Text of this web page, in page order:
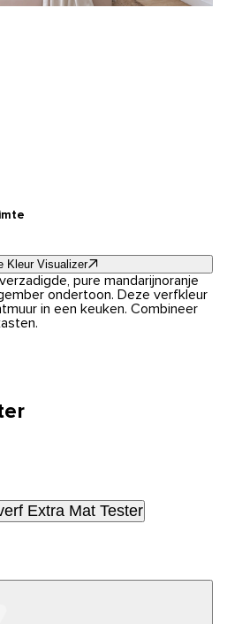
Kleur Visualizer
pure mandarijnoranje
ondertoon. Deze verfkleur
in een keuken. Combineer
Extra Mat Tester